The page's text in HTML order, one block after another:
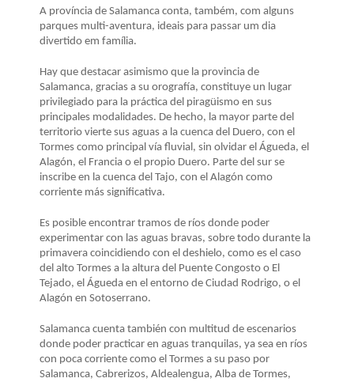
A província de Salamanca conta, também, com alguns
parques multi-aventura, ideais para passar um dia
divertido em família.
Hay que destacar asimismo que la provincia de
Salamanca, gracias a su orografía, constituye un lugar
privilegiado para la práctica del piragüismo en sus
principales modalidades. De hecho, la mayor parte del
territorio vierte sus aguas a la cuenca del Duero, con el
Tormes como principal vía fluvial, sin olvidar el Águeda, el
Alagón, el Francia o el propio Duero. Parte del sur se
inscribe en la cuenca del Tajo, con el Alagón como
corriente más significativa.
Es posible encontrar tramos de ríos donde poder
experimentar con las aguas bravas, sobre todo durante la
primavera coincidiendo con el deshielo, como es el caso
del alto Tormes a la altura del Puente Congosto o El
Tejado, el Águeda en el entorno de Ciudad Rodrigo, o el
Alagón en Sotoserrano.
Salamanca cuenta también con multitud de escenarios
donde poder practicar en aguas tranquilas, ya sea en ríos
con poca corriente como el Tormes a su paso por
Salamanca, Cabrerizos, Aldealengua, Alba de Tormes,